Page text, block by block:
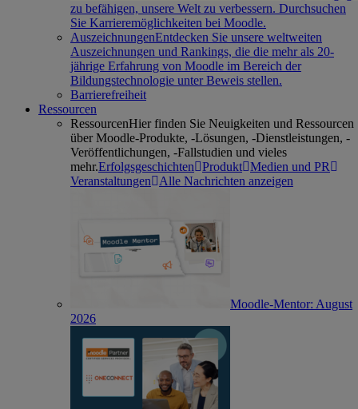
zu befähigen, unsere Welt zu verbessern. Durchsuchen
Sie Karrieremöglichkeiten bei Moodle.
AuszeichnungenEntdecken Sie unsere weltweiten
Auszeichnungen und Rankings, die die mehr als 20-
jährige Erfahrung von Moodle im Bereich der
Bildungstechnologie unter Beweis stellen.
Barrierefreiheit
Ressourcen
RessourcenHier finden Sie Neuigkeiten und Ressourcen
über Moodle-Produkte, -Lösungen, -Dienstleistungen, -
Veröffentlichungen, -Fallstudien und vieles
mehr.Erfolgsgeschichten Produkt Medien und PR
Veranstaltungen
Alle Nachrichten anzeigen
Moodle-Mentor: August
2026